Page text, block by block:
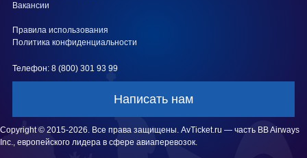
Вакансии
Правила использования
Политика конфиденциальности
Телефон: 8 (800) 301 93 99
Написать нам
Copyright © 2015-2026. Все права защищены. AvTicket.ru — часть BB Airways
Inc., европейского лидера в сфере авиаперевозок.